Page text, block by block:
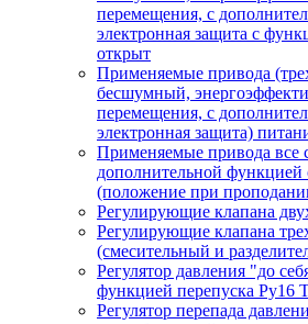
перемещения, с
электронная защита с
открыт
Применяемые привода
бесшумный,
перемещения, с
электронная защита)
Применяемые привода все
дополнительной функцией
(положение при
Регулирующие клапана
Регулирующие клапана
(смесительный и
Регулятор давления "до
функцией перепуска Ру16
Регулятор перепада